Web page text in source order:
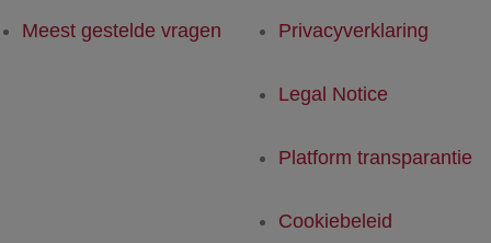
Meest gestelde vragen Privacyverklaring
Legal Notice
Platform transparantie
Cookiebeleid